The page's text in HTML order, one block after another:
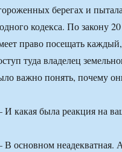
берегах и
кодекса. По закону
право посещать
туда владелец
важно понять, почему
какая была реакция на
основном неадекватная.